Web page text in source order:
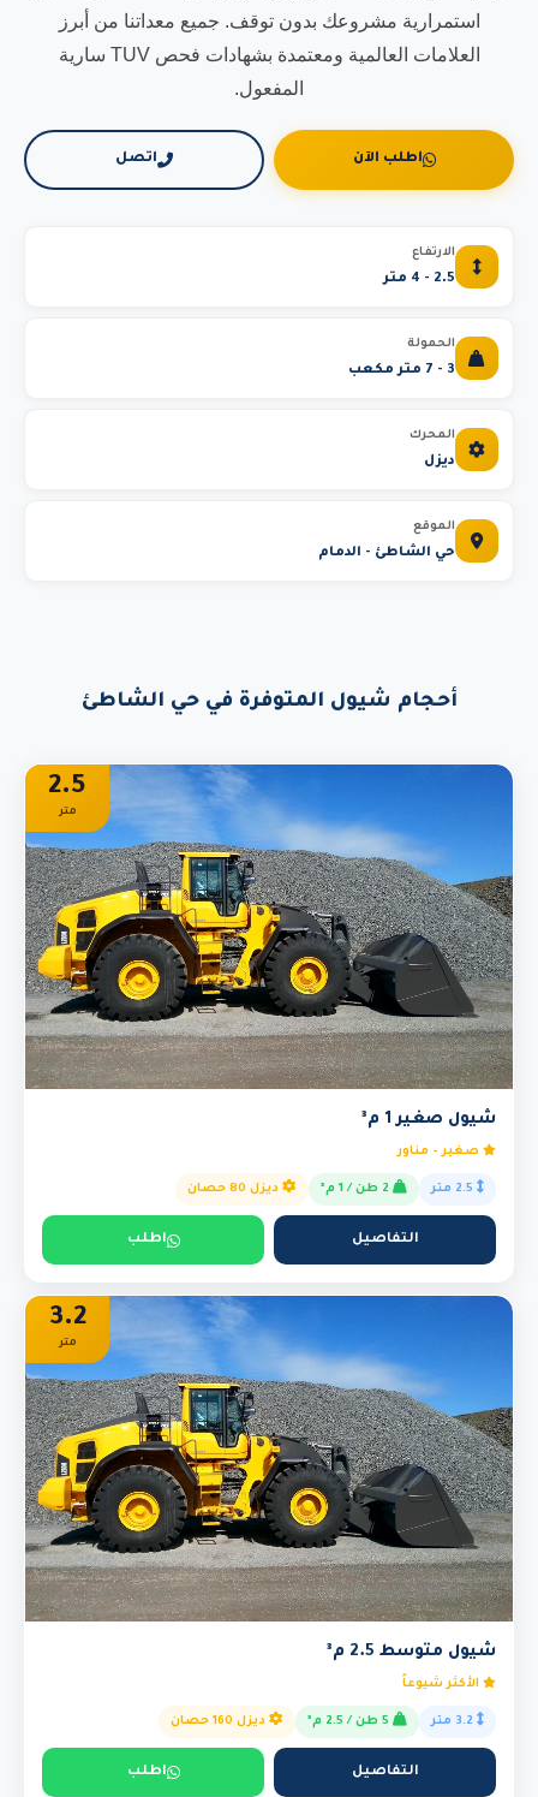
استمرارية مشروعك بدون توقف. جميع معداتنا من أبرز
العلامات العالمية ومعتمدة بشهادات فحص TUV سارية
المفعول.
اطلب الآن اتصل
الارتفاع
2.5 - 4 متر
الحمولة
3 - 7 متر مكعب
المحرك
ديزل
الموقع
حي الشاطئ - الدمام
أحجام شيول المتوفرة في حي الشاطئ
2.5
متر
شيول صغير 1 م³
صغير - مناور
ديزل 80 حصان
التفاصيل اطلب
3.2
متر
شيول متوسط 2.5 م³
الأكثر شيوعاً
ديزل 160 حصان
التفاصيل اطلب